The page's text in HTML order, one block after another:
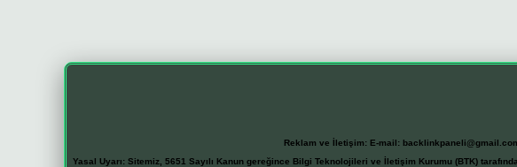
Reklam ve İletişim: E-mail:
Yasal Uyarı:Sitemiz, 5651 Sayılı Kanun gereğince Bilgi Teknolojileri ve İletişim Kurumu (BTK)